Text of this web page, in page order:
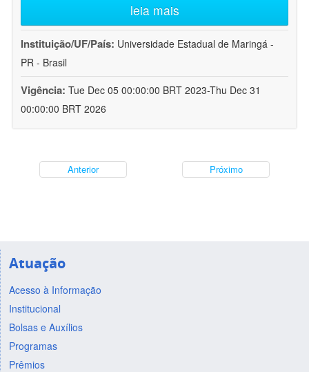
leia mais
Instituição/UF/País: Universidade Estadual de Maringá -
PR - Brasil
Vigência: Tue Dec 05 00:00:00 BRT 2023-Thu Dec 31
00:00:00 BRT 2026
Anterior Próximo
Atuação
Acesso à Informação
Institucional
Bolsas e Auxílios
Programas
Prêmios